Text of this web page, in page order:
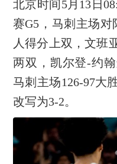
北京时间5月13日
赛G5，马刺主场
人得分上双，文班
两双，凯尔登-约
马刺主场126-97大
改写为3-2。